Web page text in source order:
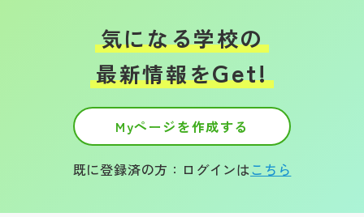
気になる学校の
最新情報をGet!
Myページを作成する
既に登録済の方：ログインはこちら